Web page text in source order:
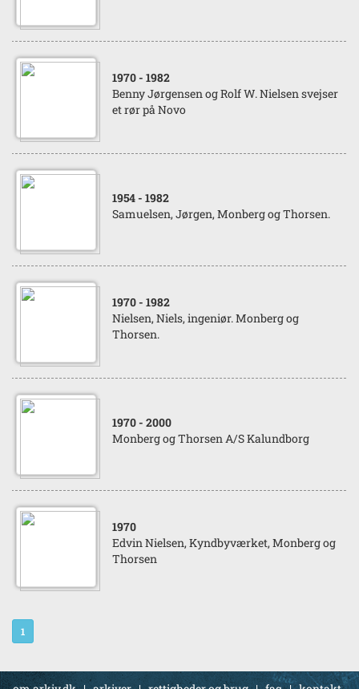
1970 - 1982
Benny Jørgensen og Rolf W. Nielsen svejser
et rør på Novo
1954 - 1982
Samuelsen, Jørgen, Monberg og Thorsen.
1970 - 1982
Nielsen, Niels, ingeniør. Monberg og
Thorsen.
1970 - 2000
Monberg og Thorsen A/S Kalundborg
1970
Edvin Nielsen, Kyndbyværket, Monberg og
Thorsen
1